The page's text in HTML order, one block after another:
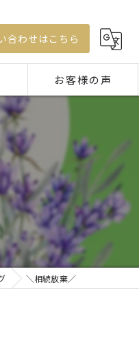
合わせはこちら
お客様の声
＼相続放棄／